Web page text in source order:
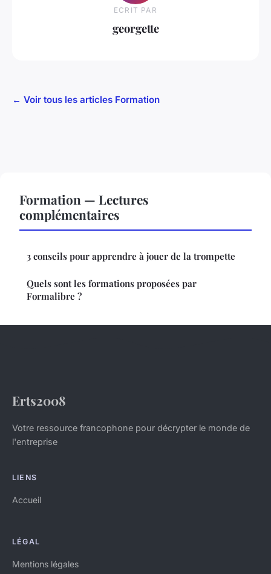
ECRIT PAR
georgette
← Voir tous les articles Formation
Formation — Lectures
complémentaires
3 conseils pour apprendre à jouer de la trompette
Quels sont les formations proposées par
Formalibre ?
Erts2008
Votre ressource francophone pour décrypter le monde de
l'entreprise
LIENS
Accueil
LÉGAL
Mentions légales